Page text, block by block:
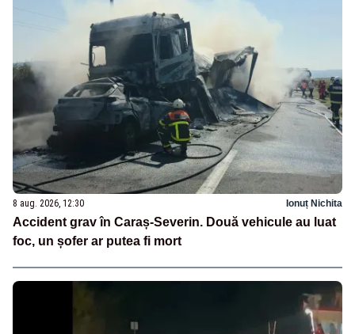
8 aug. 2026, 12:30 Ionuț Nichita
Accident grav în Caraș-Severin. Două vehicule au luat
foc, un șofer ar putea fi mort